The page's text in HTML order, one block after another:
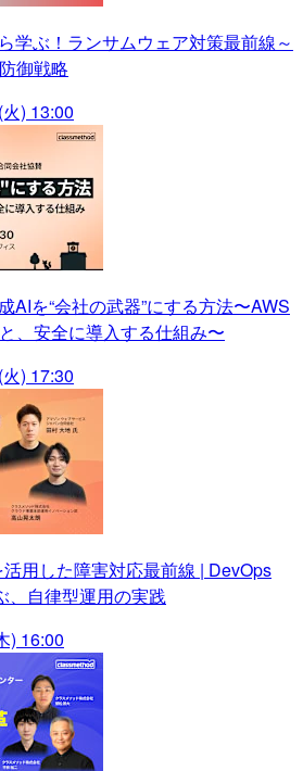
学ぶ！ランサムウェア対策最前線～
御戦略
) 13:00
AIを“会社の武器”にする方法〜AWS
、安全に導入する仕組み〜
) 17:30
活用した障害対応最前線 | DevOps
、自律型運用の実践
) 16:00